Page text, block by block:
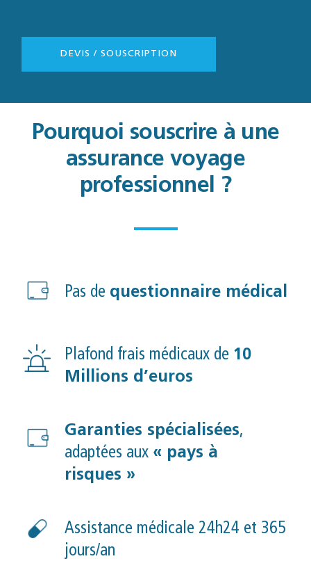
DEVIS / SOUSCRIPTION
Pourquoi souscrire à une
assurance voyage
professionnel ?
Pas de questionnaire médical
Plafond frais médicaux de 10
Millions d’euros
Garanties spécialisées,
adaptées aux « pays à
risques »
Assistance médicale 24h24 et 365
jours/an